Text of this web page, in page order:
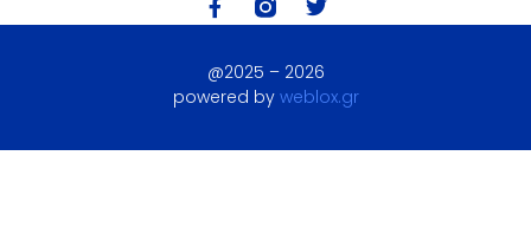
@2025 – 2026
powered by weblox.gr